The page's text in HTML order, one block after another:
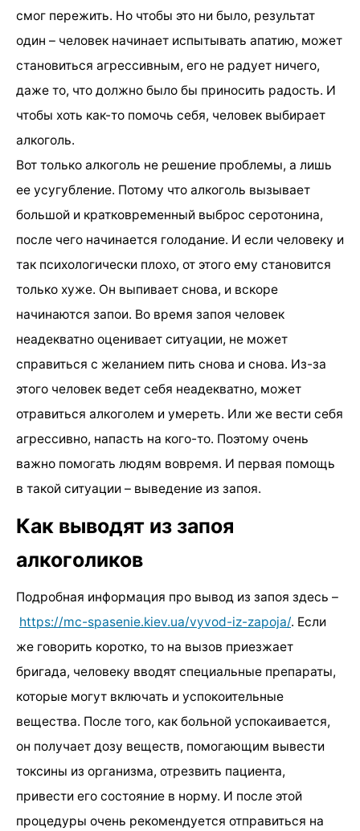
смог пережить. Но чтобы это ни было, результат
один – человек начинает испытывать апатию, может
становиться агрессивным, его не радует ничего,
даже то, что должно было бы приносить радость. И
чтобы хоть как-то помочь себя, человек выбирает
алкоголь.
Вот только алкоголь не решение проблемы, а лишь
ее усугубление. Потому что алкоголь вызывает
большой и кратковременный выброс серотонина,
после чего начинается голодание. И если человеку и
так психологически плохо, от этого ему становится
только хуже. Он выпивает снова, и вскоре
начинаются запои. Во время запоя человек
неадекватно оценивает ситуации, не может
справиться с желанием пить снова и снова. Из-за
этого человек ведет себя неадекватно, может
отравиться алкоголем и умереть. Или же вести себя
агрессивно, напасть на кого-то. Поэтому очень
важно помогать людям вовремя. И первая помощь
в такой ситуации – выведение из запоя.
Как выводят из запоя
алкоголиков
Подробная информация про вывод из запоя здесь –
https://mc-spasenie.kiev.ua/vyvod-iz-zapoja/. Если
же говорить коротко, то на вызов приезжает
бригада, человеку вводят специальные препараты,
которые могут включать и успокоительные
вещества. После того, как больной успокаивается,
он получает дозу веществ, помогающим вывести
токсины из организма, отрезвить пациента,
привести его состояние в норму. И после этой
процедуры очень рекомендуется отправиться на